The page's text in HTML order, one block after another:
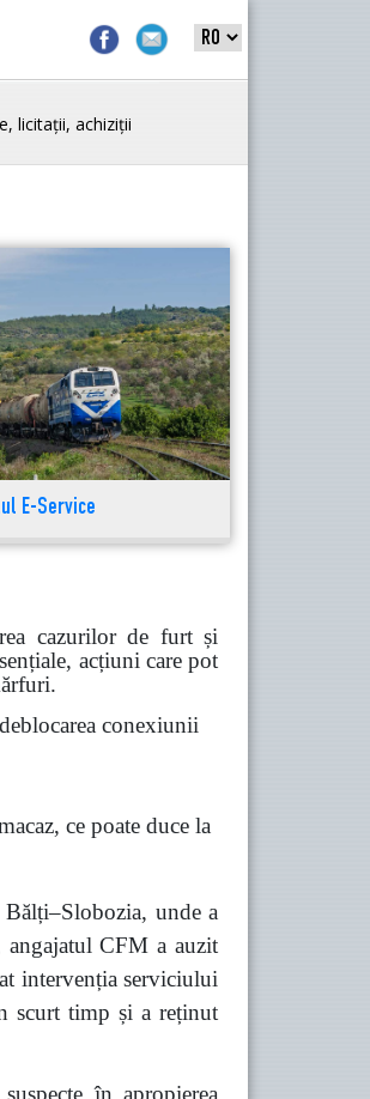
licitații, achiziții
E-Service
cazurilor de furt și
acțiuni care pot
conexiunii
ce poate duce la
unde a
CFM a auzit
intervenția serviciului
scurt timp și a reținut
în apropierea